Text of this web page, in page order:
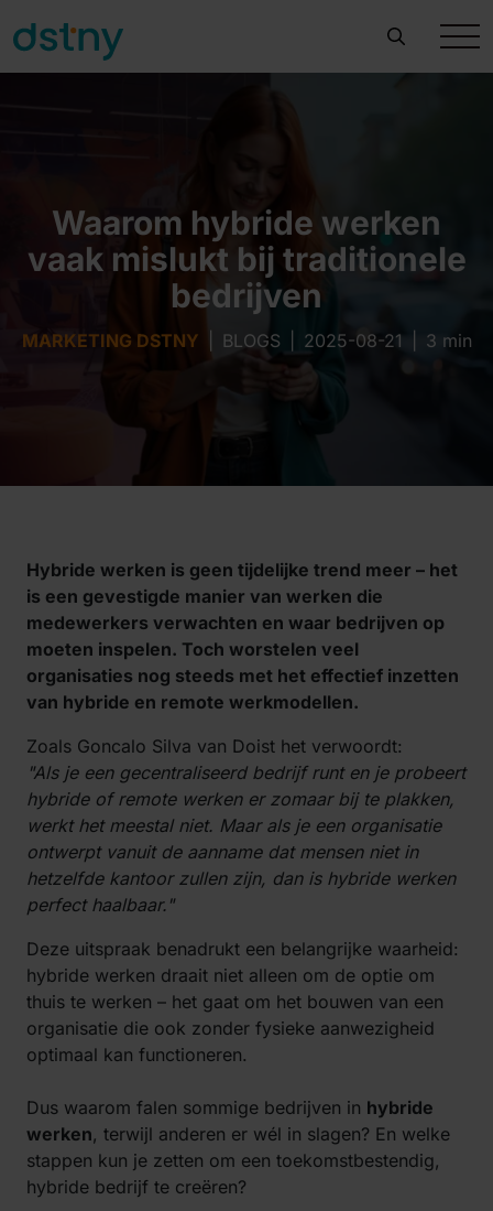
Waarom hybride werken
vaak mislukt bij traditionele
bedrijven
MARKETING DSTNY BLOGS 2025-08-21 3 min
Hybride werken is geen tijdelijke trend meer – het
is een gevestigde manier van werken die
medewerkers verwachten en waar bedrijven op
moeten inspelen. Toch worstelen veel
organisaties nog steeds met het effectief inzetten
van hybride en remote werkmodellen.
Zoals Goncalo Silva van Doist het verwoordt:
"Als je een gecentraliseerd bedrijf runt en je probeert
hybride of remote werken er zomaar bij te plakken,
werkt het meestal niet. Maar als je een organisatie
ontwerpt vanuit de aanname dat mensen niet in
hetzelfde kantoor zullen zijn, dan is hybride werken
perfect haalbaar."
Deze uitspraak benadrukt een belangrijke waarheid:
hybride werken draait niet alleen om de optie om
thuis te werken – het gaat om het bouwen van een
organisatie die ook zonder fysieke aanwezigheid
optimaal kan functioneren.
Dus waarom falen sommige bedrijven in hybride
werken, terwijl anderen er wél in slagen? En welke
stappen kun je zetten om een toekomstbestendig,
hybride bedrijf te creëren?